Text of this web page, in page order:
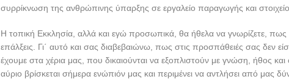
συρρίκνωση της ανθρώπινης ύπαρξης σε εργαλείο παραγωγής και στοιχείο
Η τοπική Εκκλησία, αλλά και εγώ προσωπικά, θα ήθελα να γνωρίζετε, πως
επάλξεις. Γι΄ αυτό και σας διαβεβαιώνω, πως στις προσπάθειές σας δεν
έχουμε στα χέρια μας, που δικαιούνται να εξοπλιστούν με γνώση, ήθος
αύριο βρίσκεται σήμερα ενώπιόν μας και περιμένει να αντλήσει από μας